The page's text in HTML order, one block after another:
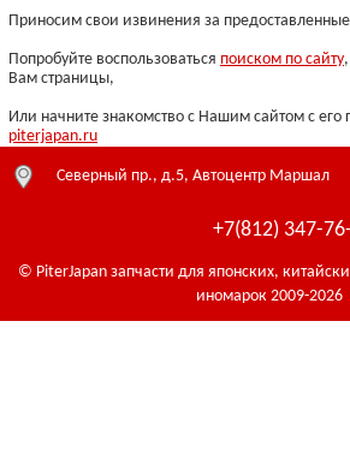
Приносим свои извинения за предоставленные
Попробуйте воспользоваться поиском по сайту
Вам страницы,
Или начните знакомство с Нашим сайтом с его
piterjapan.ru
Северный пр., д.5, Автоцентр Маршал
+7(812) 347-
© PiterJapan запчасти для японских,
иномарок 2009-2026